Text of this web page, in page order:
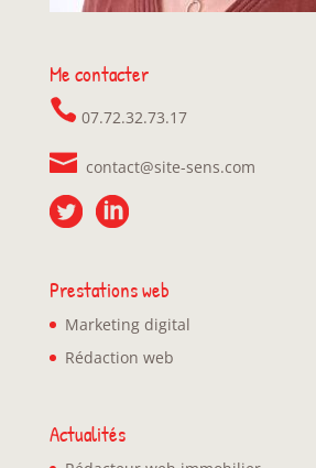
Me contacter
07.72.32.73.17
contact@site-sens.com
Prestations web
Marketing digital
Rédaction web
Actualités